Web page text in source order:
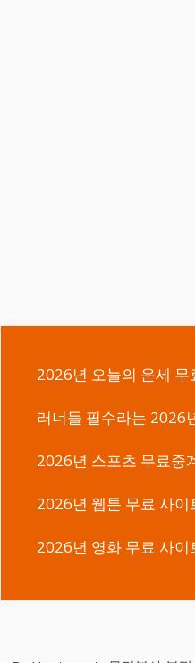
2026년 오늘의 운세 무
러너들 필수라는 2026
2026년 스포츠 무료중
2026년 웹툰 무료 사이
2026년 영화 무료 사이